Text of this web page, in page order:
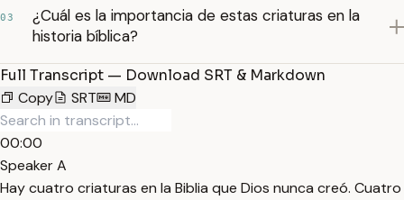
03
¿Cuál es la importancia de estas criaturas en la
historia bíblica?
Full Transcript — Download SRT & Markdown
Copy
SRT MD
00:00
Speaker A
Hay cuatro criaturas en la Biblia que Dios nunca creó. Cuatro